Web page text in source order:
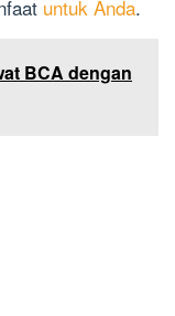
untuk Anda.
BCA dengan